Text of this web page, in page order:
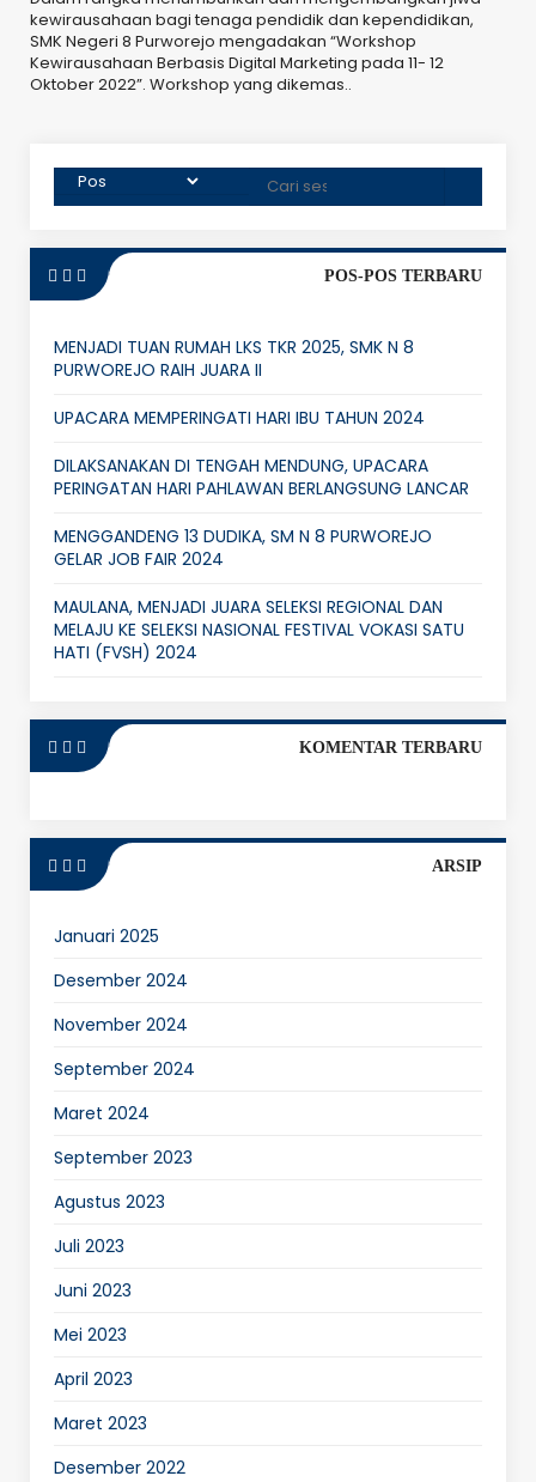
kewirausahaan bagi tenaga pendidik dan kependidikan,
SMK Negeri 8 Purworejo mengadakan “Workshop
Kewirausahaan Berbasis Digital Marketing pada 11- 12
Oktober 2022”. Workshop yang dikemas..
POS-POS TERBARU
MENJADI TUAN RUMAH LKS TKR 2025, SMK N 8
PURWOREJO RAIH JUARA II
UPACARA MEMPERINGATI HARI IBU TAHUN 2024
DILAKSANAKAN DI TENGAH MENDUNG, UPACARA
PERINGATAN HARI PAHLAWAN BERLANGSUNG LANCAR
MENGGANDENG 13 DUDIKA, SM N 8 PURWOREJO
GELAR JOB FAIR 2024
MAULANA, MENJADI JUARA SELEKSI REGIONAL DAN
MELAJU KE SELEKSI NASIONAL FESTIVAL VOKASI SATU
HATI (FVSH) 2024
KOMENTAR TERBARU
ARSIP
Januari 2025
Desember 2024
November 2024
September 2024
Maret 2024
September 2023
Agustus 2023
Juli 2023
Juni 2023
Mei 2023
April 2023
Maret 2023
Desember 2022